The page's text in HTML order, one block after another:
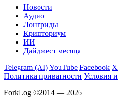
Новости
Аудио
Лонгриды
Крипториум
ИИ
Дайджест месяца
Telegram (AI)YouTube Facebook X
Политика приватности Условия
ForkLog ©2014 — 2026